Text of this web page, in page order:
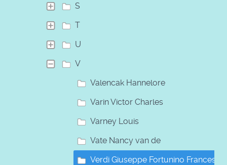
S
T
U
V
Valencak Hannelore
Varin Victor Charles
Varney Louis
Vate Nancy van de
Verdi Giuseppe Fortunino Francesco